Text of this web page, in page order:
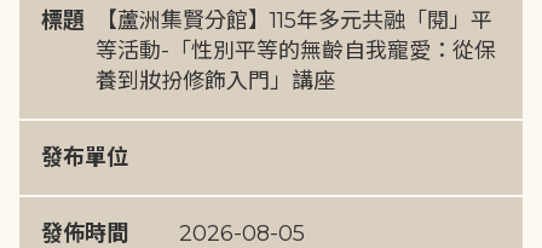
標題
【蘆洲集賢分館】115年多元共融「閱」平
等活動-「性別平等的無齡自我寵愛：從保
養到妝扮修飾入門」講座
發布單位
發佈時間 2026-08-05